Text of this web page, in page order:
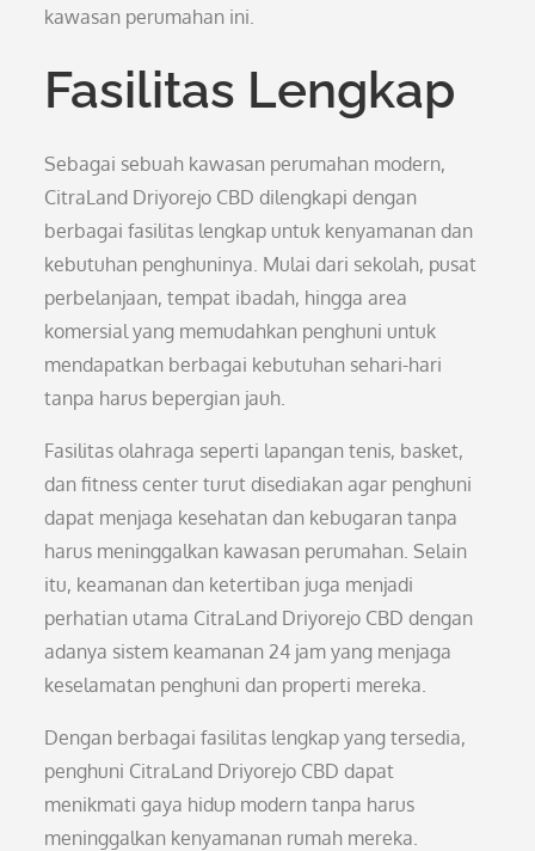
kawasan perumahan ini.
Fasilitas Lengkap
Sebagai sebuah kawasan perumahan modern,
CitraLand Driyorejo CBD dilengkapi dengan
berbagai fasilitas lengkap untuk kenyamanan dan
kebutuhan penghuninya. Mulai dari sekolah, pusat
perbelanjaan, tempat ibadah, hingga area
komersial yang memudahkan penghuni untuk
mendapatkan berbagai kebutuhan sehari-hari
tanpa harus bepergian jauh.
Fasilitas olahraga seperti lapangan tenis, basket,
dan fitness center turut disediakan agar penghuni
dapat menjaga kesehatan dan kebugaran tanpa
harus meninggalkan kawasan perumahan. Selain
itu, keamanan dan ketertiban juga menjadi
perhatian utama CitraLand Driyorejo CBD dengan
adanya sistem keamanan 24 jam yang menjaga
keselamatan penghuni dan properti mereka.
Dengan berbagai fasilitas lengkap yang tersedia,
penghuni CitraLand Driyorejo CBD dapat
menikmati gaya hidup modern tanpa harus
meninggalkan kenyamanan rumah mereka.